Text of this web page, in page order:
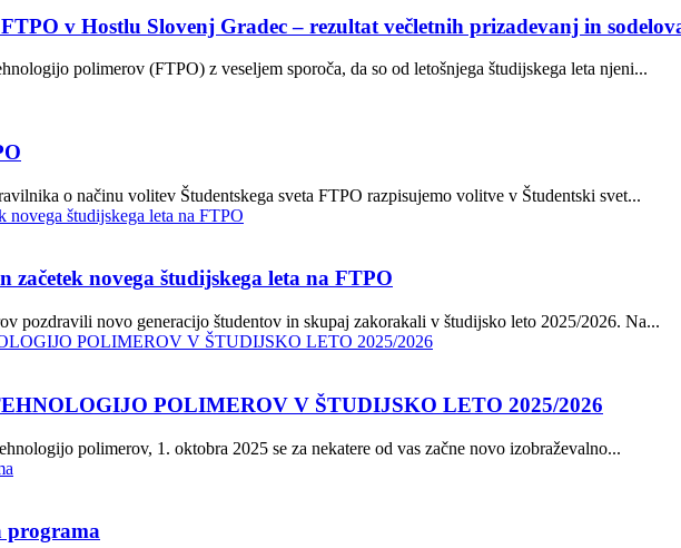
v Hostlu Slovenj Gradec – rezultat večletnih prizadevanj in
polimerov (FTPO) z veseljem sporoča, da so od letošnjega študijskega leta njeni...
o načinu volitev Študentskega sveta FTPO razpisujemo volitve v Študentski svet...
začetek novega študijskega leta na FTPO
pozdravili novo generacijo študentov in skupaj zakorakali v študijsko leto 2025/2026. Na...
POLIMEROV V ŠTUDIJSKO LETO 2025/2026
polimerov, 1. oktobra 2025 se za nekatere od vas začne novo izobraževalno...
programa